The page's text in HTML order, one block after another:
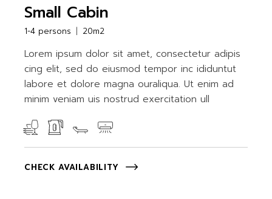
Small Cabin
1-4 persons 20m2
Lorem ipsum dolor sit amet, consectetur adipis
cing elit, sed do eiusmod tempor inc ididuntut
labore et dolore magna ouraliqua. Ut enim ad
minim veniam uis nostrud exercitation ull
CHECK AVAILABILITY